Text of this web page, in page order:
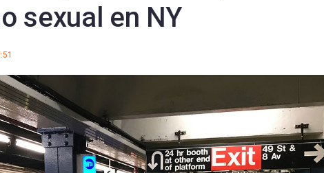
sexual en NY